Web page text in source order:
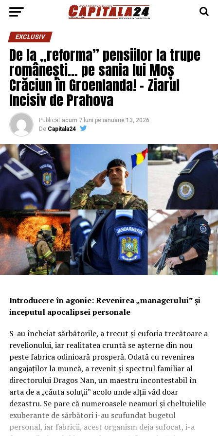
EXCLUSIV
De la „reforma” pensiilor la trupe
românești… pe sania lui Moș
Crăciun în Groenlanda! – Ziarul
Incisiv de Prahova
Publicat acum 7 luni pe ianuarie 13, 2026
De Capitala24
Introducere în agonie: Revenirea „managerului” și
inceputul apocalipsei personale
S-au încheiat sărbătorile, a trecut și euforia trecătoare a
revelionului, iar realitatea cruntă se așterne din nou
peste fabrica odinioară prosperă. Odată cu revenirea
angajaților la muncă, a revenit și spectrul familiar al
directorului Dragos Nan, un maestru incontestabil în
arta de a „căuta soluții” acolo unde alții văd doar
dezastru. Se pare că numeroasele neamuri și cheltuielile
exuberante de sărbători i-au scufundat bugetul
personal, iar fabricii, acest organism deja sufocat, i-a